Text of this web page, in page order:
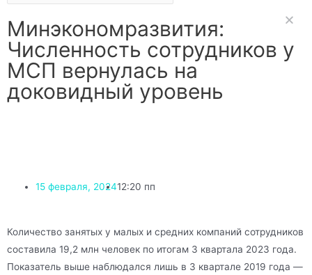
Минэкономразвития:
Численность сотрудников у
МСП вернулась на
доковидный уровень
15 февраля, 202412:20 пп
Количество занятых у малых и средних компаний сотрудников
составила 19,2 млн человек по итогам 3 квартала 2023 года.
Показатель выше наблюдался лишь в 3 квартале 2019 года —